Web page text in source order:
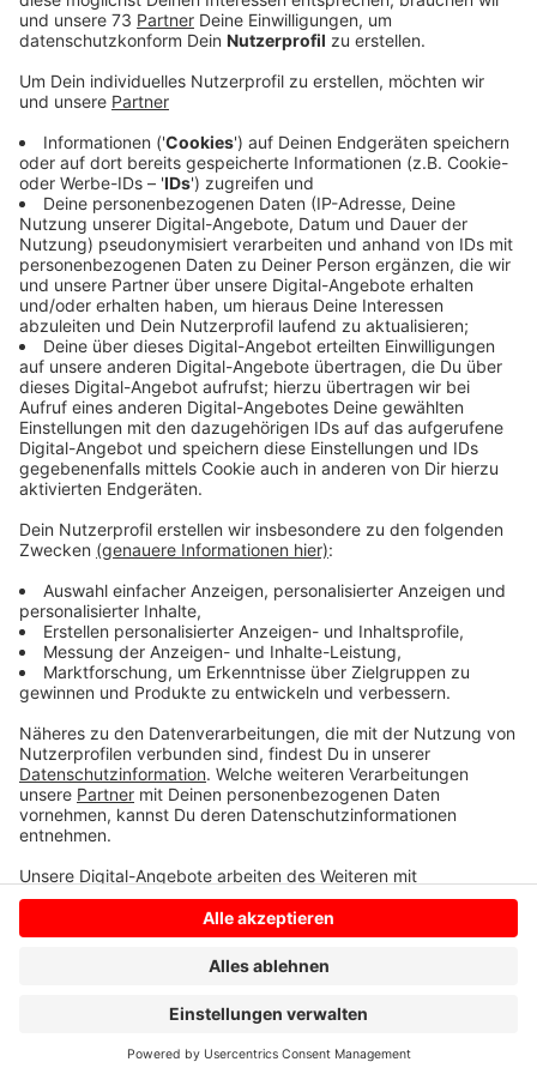
Es ist schlimm, was eine 53-jährige Frau aus Gronau
durch einen Stalker mitmachen musste. Der 37-jährige
wohnungslose Mann ließ sie nicht in Ruhe egal, welche
Maßnahmen gegen ihn verhängt wurden. Aber jetzt hat
die Gronauerin endlich Ruhe. Die Gronauerin musste
lange unter ihrem Stalker leiden. Ein Gericht verhängte
ein Annäherungsverbot, es hagelte Strafanzeigen,
polizeiliche Ermahnungen und Ingewahrsamnahmen.
Selbst eine kurzfristige Unterbringung in einer Klinik
und eine achtwöchige Ordnungshaft im Sommer
blieben ohne Erfolg: Der 37-Jährige ließ sein Opfer
nicht in Ruhe. Anfang des Monats wurde er dann zu 15
Monaten Gefängnis verurteilt, das Urteil ist aber noch
nicht rechtskräftig. Am Mittwoch griff der Stalker die
53-Jährige dann voll betrunken in einem
Gemeindezentrum an. Laut Polizei schlug er ihr mit der
Faust ins Gesicht, würgte sie am Hals und bedrohte
der Stalker nun in U-Haft.
Anzeige
Anzeige